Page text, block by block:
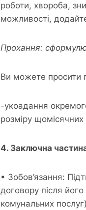
роботи, хвороба,
можливості,
Прохання:
Ви можете просити
-укоадання
розміру щомісячних
4. Заключна
• Зобов’язання:
договору після
комунальних